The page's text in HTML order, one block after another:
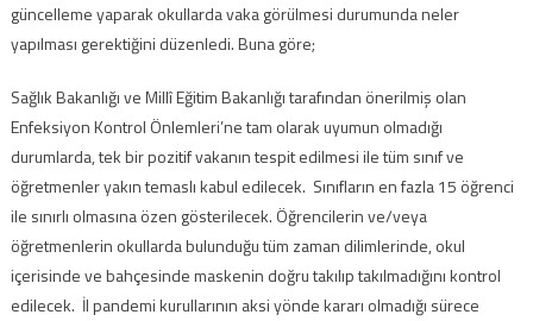
güncelleme yaparak okullarda vaka görülmesi durumunda neler
yapılması gerektiğini düzenledi. Buna göre;
Sağlık Bakanlığı ve Millî Eğitim Bakanlığı tarafından önerilmiş olan
Enfeksiyon Kontrol Önlemleri’ne tam olarak uyumun olmadığı
durumlarda, tek bir pozitif vakanın tespit edilmesi ile tüm sınıf ve
öğretmenler yakın temaslı kabul edilecek. Sınıfların en fazla 15 öğrenci
ile sınırlı olmasına özen gösterilecek. Öğrencilerin ve/veya
öğretmenlerin okullarda bulunduğu tüm zaman dilimlerinde, okul
içerisinde ve bahçesinde maskenin doğru takılıp takılmadığını kontrol
edilecek. İl pandemi kurullarının aksi yönde kararı olmadığı sürece